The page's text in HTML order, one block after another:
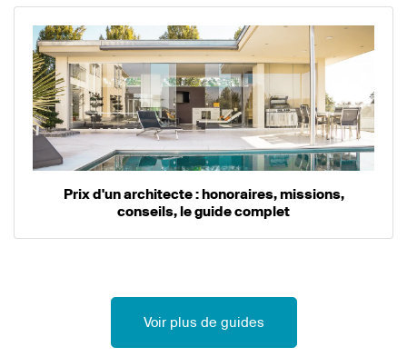
Prix d'un architecte : honoraires, missions,
conseils, le guide complet
Voir plus de guides